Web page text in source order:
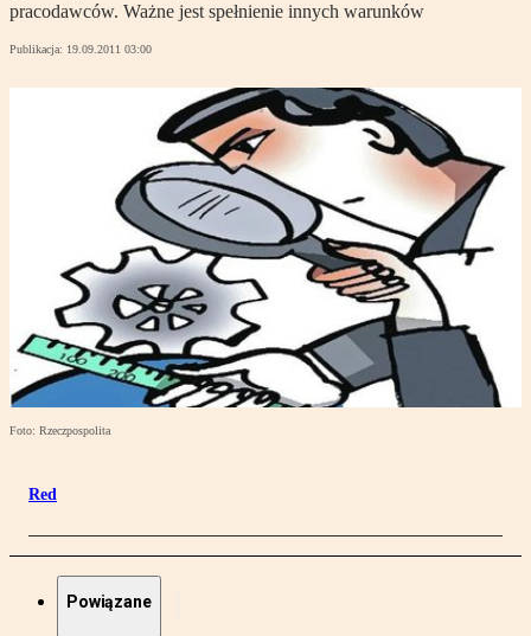
pracodawców. Ważne jest spełnienie innych warunków
Publikacja: 19.09.2011 03:00
Foto: Rzeczpospolita
Red
Powiązane